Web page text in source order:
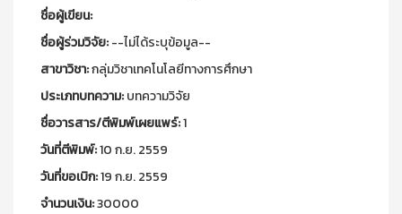
ชื่อผู้เขียน:
ชื่อผู้ร่วมวิจัย:--ไม่ได้ระบุข้อมูล--
สาขาวิชา:กลุ่มวิชาเทคโนโลยีทางการศึกษา
ประเภทบทความ:บทความวิจัย
ชื่อวารสาร/ตีพิมพ์เผยแพร์:1
วันที่ตีพิมพ์:10 ก.ย. 2559
วันที่ขอเบิก:19 ก.ย. 2559
จำนวนเงิน:30000